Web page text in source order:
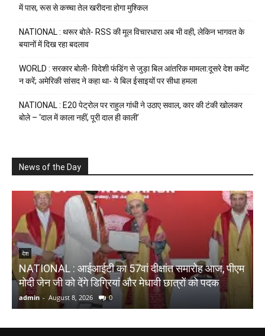
में पास, रूस से कच्चा तेल खरीदना होगा मुश्किल
NATIONAL : थरूर बोले- RSS की मूल विचारधारा अब भी वही, लेकिन भागवत के
बयानों में दिख रहा बदलाव
WORLD : सरकार बोली- विदेशी फंडिंग से जुड़ा बिल आंतरिक मामला:दूसरे देश कमेंट
न करें; अमेरिकी सांसद ने कहा था- ये बिल ईसाइयों पर सीधा हमला
NATIONAL : E20 पेट्रोल पर राहुल गांधी ने उठाए सवाल, कार की टंकी खोलकर
बोले – ‘दाल में काला नहीं, पूरी दाल ही काली’
News of the Day
देश
NATIONAL : आईआईटी का 57वां दीक्षांत समारोह आज, पीएम
मोदी जेन जी को देंगे डिग्रियां और मेधावी छात्रों को पदक
admin - August 8, 2026 0